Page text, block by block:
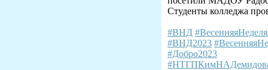
Студенты колледжа
#ВНД
#ВНД2023
#Добро2023